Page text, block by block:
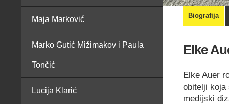
Maja Marković
Marko Gutić Mižimakov i Paula
Tončić
Lucija Klarić
Biografija
Elke
Elke Auer
obitelji koja
medijski